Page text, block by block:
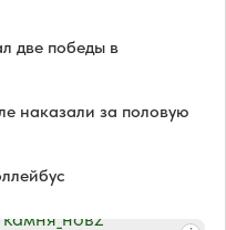
две победы в
наказали за половую